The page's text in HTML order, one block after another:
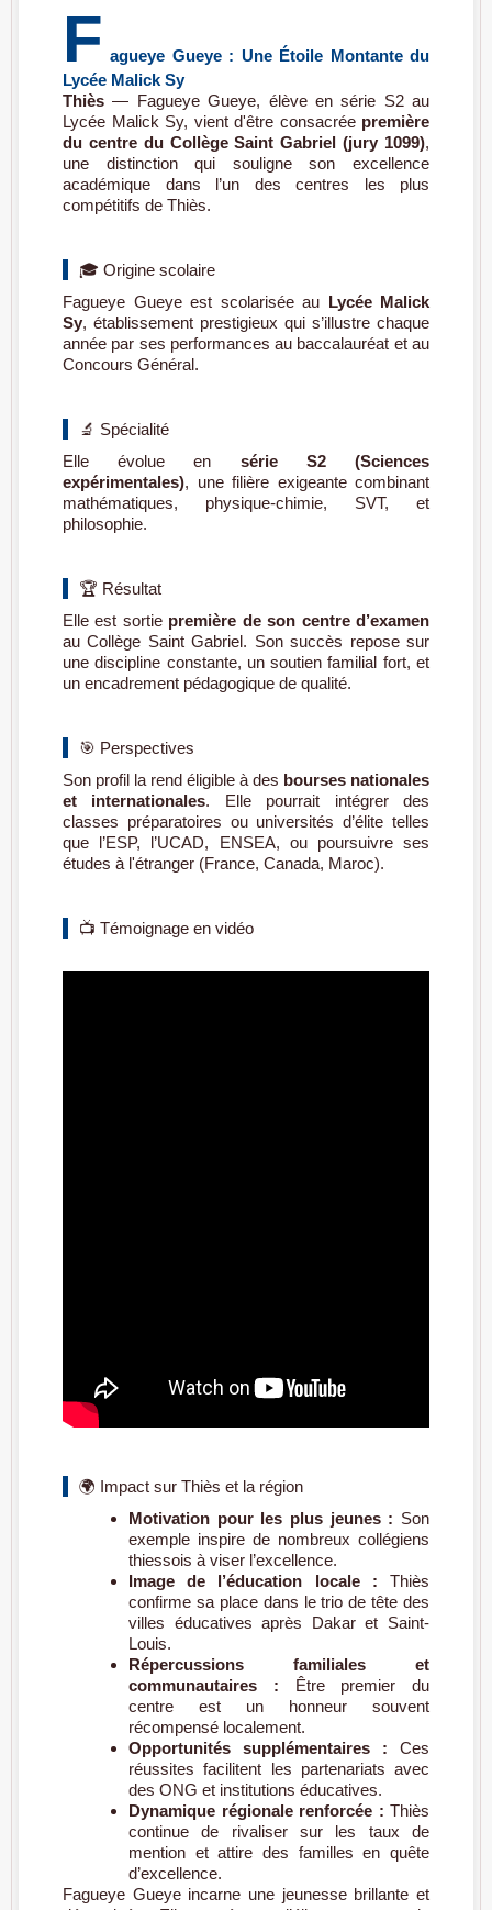
F agueye Gueye : Une Étoile Montante du
Lycée Malick Sy
Thiès — Fagueye Gueye, élève en série S2 au
Lycée Malick Sy, vient d'être consacrée première
du centre du Collège Saint Gabriel (jury 1099),
une distinction qui souligne son excellence
académique dans l’un des centres les plus
compétitifs de Thiès.
🎓 Origine scolaire
Fagueye Gueye est scolarisée au Lycée Malick
Sy, établissement prestigieux qui s’illustre chaque
année par ses performances au baccalauréat et au
Concours Général.
🔬 Spécialité
Elle évolue en série S2 (Sciences
expérimentales), une filière exigeante combinant
mathématiques, physique-chimie, SVT, et
philosophie.
🏆 Résultat
Elle est sortie première de son centre d’examen
au Collège Saint Gabriel. Son succès repose sur
une discipline constante, un soutien familial fort, et
un encadrement pédagogique de qualité.
🎯 Perspectives
Son profil la rend éligible à des bourses nationales
et internationales. Elle pourrait intégrer des
classes préparatoires ou universités d’élite telles
que l’ESP, l’UCAD, ENSEA, ou poursuivre ses
études à l'étranger (France, Canada, Maroc).
📺 Témoignage en vidéo
🌍 Impact sur Thiès et la région
Motivation pour les plus jeunes : Son
exemple inspire de nombreux collégiens
thiessois à viser l’excellence.
Image de l’éducation locale : Thiès
confirme sa place dans le trio de tête des
villes éducatives après Dakar et Saint-
Louis.
Répercussions familiales et
communautaires : Être premier du
centre est un honneur souvent
récompensé localement.
Opportunités supplémentaires : Ces
réussites facilitent les partenariats avec
des ONG et institutions éducatives.
Dynamique régionale renforcée : Thiès
continue de rivaliser sur les taux de
mention et attire des familles en quête
d’excellence.
Fagueye Gueye incarne une jeunesse brillante et